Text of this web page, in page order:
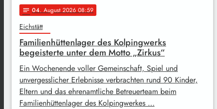
notes 04. August 2026 08:59
Eichstätt
Familienhüttenlager des Kolpingwerks
begeisterte unter dem Motto „Zirkus“
Ein Wochenende voller Gemeinschaft, Spiel und
unvergesslicher Erlebnisse verbrachten rund 90 Kinder,
Eltern und das ehrenamtliche Betreuerteam beim
Familienhüttenlager des Kolpingwerkes …